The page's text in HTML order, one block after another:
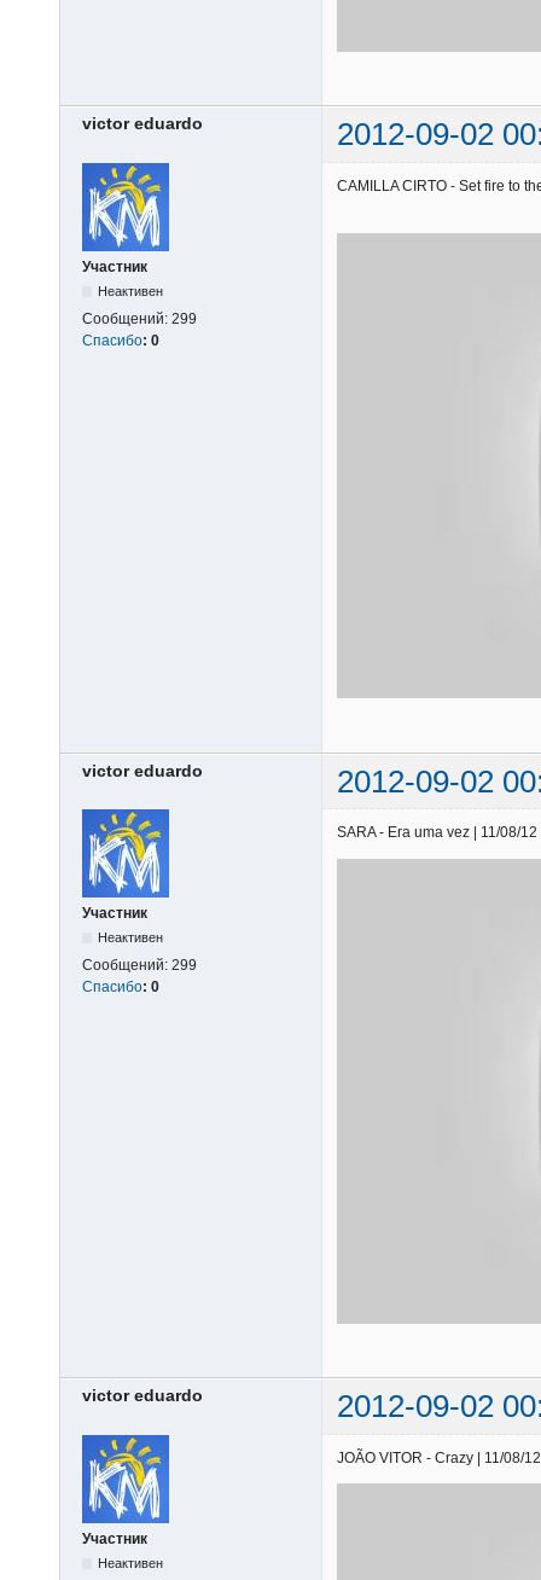
victor eduardo 2012-09-02
Участник
Неактивен
Сообщений: 299
Спасибо: 0
CAMILLA CIRTO - Set fire to
victor eduardo 2012-09-02
Участник
Неактивен
Сообщений: 299
Спасибо: 0
SARA - Era uma vez | 11/08/
victor eduardo 2012-09-02
Участник
Неактивен
JOÃO VITOR - Crazy | 11/08/